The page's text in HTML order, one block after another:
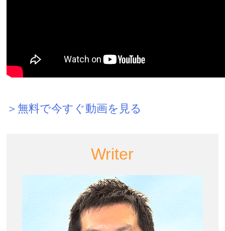
＞無料で今すぐ動画を見る
Writer